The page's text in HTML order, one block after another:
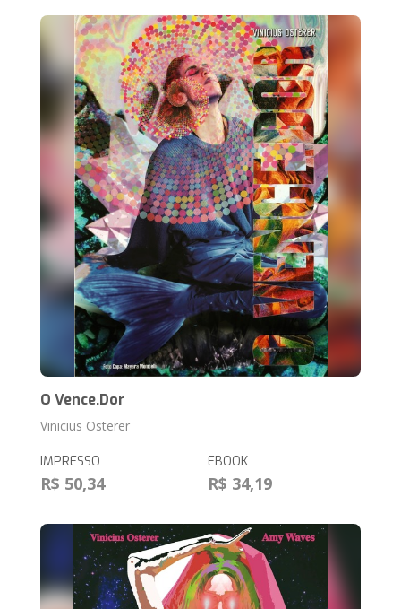
O Vence.Dor
Vinicius Osterer
IMPRESSO
R$ 50,34
EBOOK
R$ 34,19